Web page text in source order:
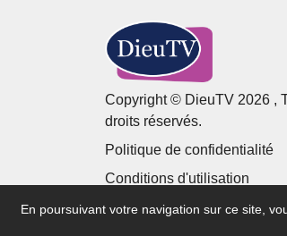
Copyright © DieuTV 2026 ,
droits réservés.
Politique de confidentialité
Conditions d'utilisation
En poursuivant votre navigation sur ce site,